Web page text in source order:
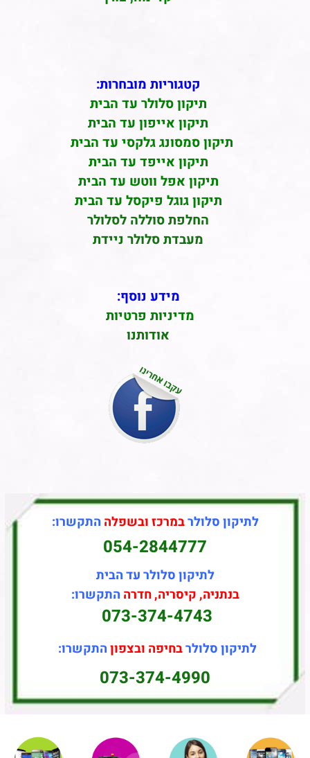
קטגוריות מובחרות:
תיקון סלולר עד הבית
תיקון אייפון עד הבית
תיקון סמסונג גלקסי עד הבית
תיקון אייפד עד הבית
תיקון אפל ווטש עד הבית
תיקון גוגל פיקסל עד הבית
החלפת סוללה לסלולר
מעבדת סלולר ניידת
מידע נוסף:
מדיניות פרטיות
אודותנו
לתיקון סלולרבמרכז ובשפלה התקשרו:
054-2844777
לתיקון סלולר עד הבית
בנתניה, קיסריה, חדרה התקשרו:
073-374-4743
לתיקון סלולרבחיפה ובצפוןהתקשרו:
073-374-4990